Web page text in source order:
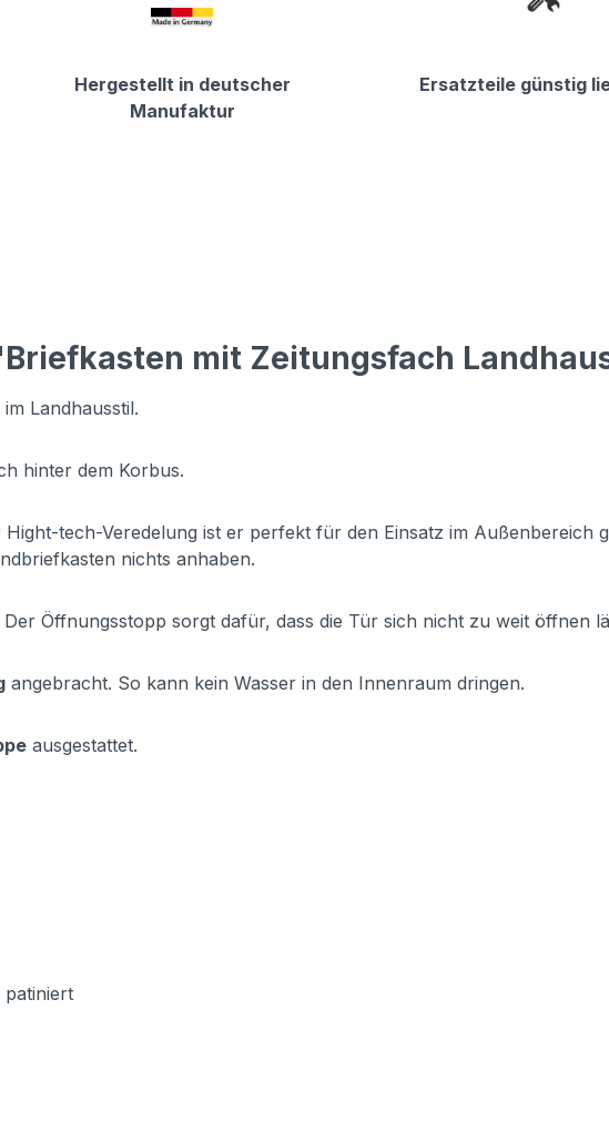
Hergestellt in deutscher
Manufaktur
Ersatzteile günstig
mit Zeitungsfach
Landhausstil.
hinter dem Korbus.
Hight-tech-Veredelung ist er perfekt für den Einsatz im Außenbereich
nichts anhaben.
Öffnungsstopp sorgt dafür, dass die Tür sich nicht zu weit öffnen
angebracht. So kann kein Wasser in den Innenraum dringen.
ausgestattet.
patiniert